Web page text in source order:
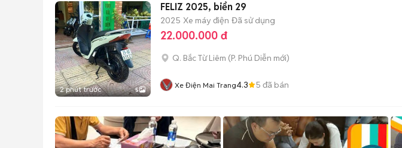
2 phút trước 5
FELIZ 2025, biển 29
2025 Xe máy điện Đã sử dụng
22.000.000 đ
Q. Bắc Từ Liêm (P. Phú Diễn mới)
Xe Điện Mai Trang4.3 5 đã bán